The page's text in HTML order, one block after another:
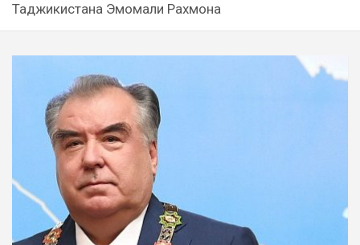
Таджикистана Эмомали Рахмона